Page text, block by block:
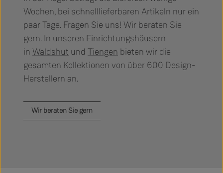
Wochen, bei schnelllieferbaren Artikeln nur ein
paar Tage. Fragen Sie uns! Wir beraten Sie
gern. In unseren Einrichtungshäusern
in Waldshut und Tiengen bieten wir die
gesamten Kollektionen von über 600 Design-
Herstellern an.
Wir beraten Sie gern